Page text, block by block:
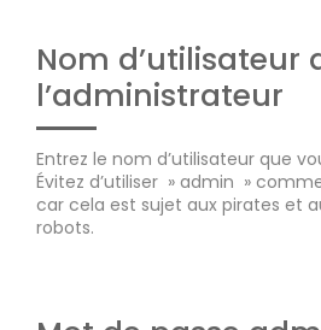
Nom d’utilisateur
l’administrateur
Entrez le nom d’utilisateur que
Évitez d’utiliser » admin »
car cela est sujet aux pirates et
robots.